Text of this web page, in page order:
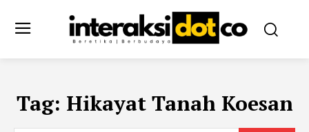
Tag: Hikayat Tanah Koesan